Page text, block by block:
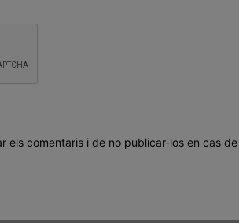
els comentaris i de no publicar-los en cas